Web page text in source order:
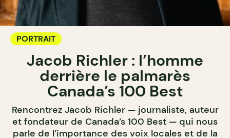
PORTRAIT
Jacob Richler : l’homme
derrière le palmarès
Canada’s 100 Best
Rencontrez Jacob Richler — journaliste, auteur
et fondateur de Canada’s 100 Best — qui nous
parle de l’importance des voix locales et de la